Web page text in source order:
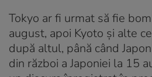
Tokyo ar fi urmat să fie
august, apoi Kyoto și alte
după altul, până când
din război a Japoniei la 15